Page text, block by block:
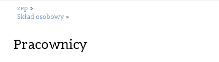
zep »
Skład osobowy »
Pracownicy